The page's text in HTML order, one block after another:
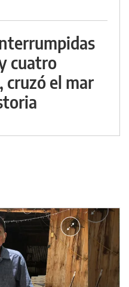
cuatro
el mar